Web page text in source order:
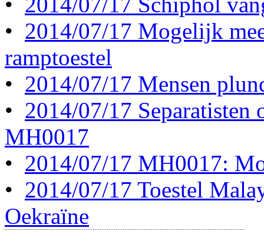
• 2014/07/17 Mogelijk
ramptoestel
• 2014/07/17 Mensen
• 2014/07/17 Separatisten
MH0017
• 2014/07/17 MH0017:
• 2014/07/17 Toestel
Oekraïne